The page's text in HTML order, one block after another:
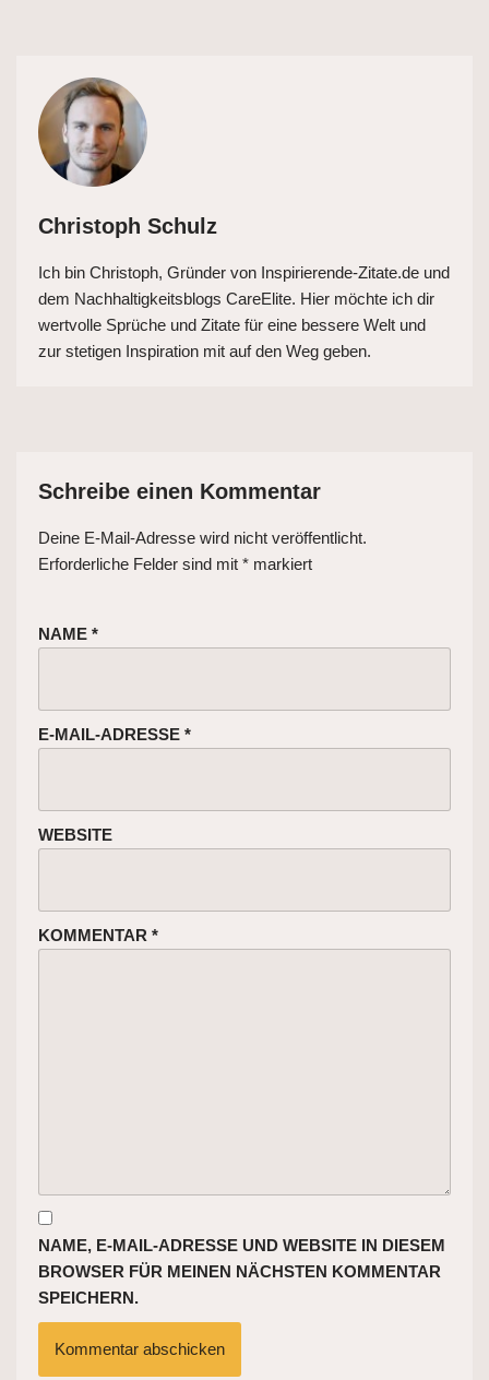
Christoph Schulz
Ich bin Christoph, Gründer von Inspirierende-Zitate.de und
dem Nachhaltigkeitsblogs CareElite. Hier möchte ich dir
wertvolle Sprüche und Zitate für eine bessere Welt und
zur stetigen Inspiration mit auf den Weg geben.
Schreibe einen Kommentar
Deine E-Mail-Adresse wird nicht veröffentlicht.
Erforderliche Felder sind mit * markiert
NAME *
E-MAIL-ADRESSE *
WEBSITE
KOMMENTAR *
NAME, E-MAIL-ADRESSE UND WEBSITE IN DIESEM
BROWSER FÜR MEINEN NÄCHSTEN KOMMENTAR
SPEICHERN.